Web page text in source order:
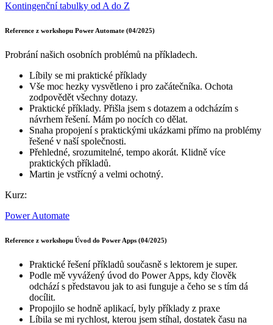
Kontingenční tabulky od A do Z
Reference z workshopu Power Automate (04/2025)
Probrání našich osobních problémů na příkladech.
Líbily se mi praktické příklady
Vše moc hezky vysvětleno i pro začátečníka. Ochota
zodpovědět všechny dotazy.
Praktické příklady. Přišla jsem s dotazem a odcházím s
návrhem řešení. Mám po nocích co dělat.
Snaha propojení s praktickými ukázkami přímo na problémy
řešené v naší společnosti.
Přehledné, srozumitelné, tempo akorát. Klidně více
praktických příkladů.
Martin je vstřícný a velmi ochotný.
Kurz:
Power Automate
Reference z workshopu Úvod do Power Apps (04/2025)
Praktické řešení příkladů současně s lektorem je super.
Podle mě vyvážený úvod do Power Apps, kdy člověk
odchází s představou jak to asi funguje a čeho se s tím dá
docílit.
Propojilo se hodně aplikací, byly příklady z praxe
Líbila se mi rychlost, kterou jsem stíhal, dostatek času na